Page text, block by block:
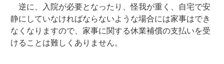
逆に、入院が必要となったり、怪我が重く、自宅で安
静にしていなければならないような場合には家事はでき
なくなりますので、家事に関する休業補償の支払いを受
けることは難しくありません。